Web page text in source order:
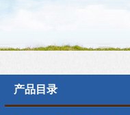
产品目录